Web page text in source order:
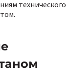
технического